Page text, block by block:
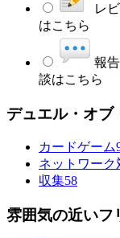
レ
はこちら
報
談はこちら
デュエル・オブ
カードゲーム
ネットワーク
収集58
雰囲気の近いフ